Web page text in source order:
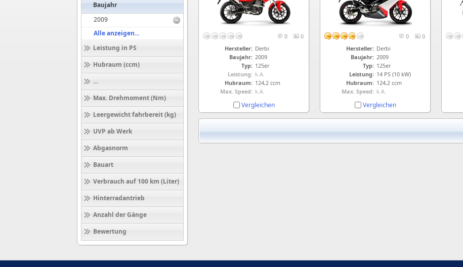
Baujahr
2009
Alle anzeigen...
Leistung in PS
Hubraum (ccm)
Höchstgeschwindigkeit (km/h)
Max. Drehmoment (Nm)
Leergewicht fahrbereit (kg)
UVP ab Werk
Abgasnorm
Bauart
Verbrauch auf 100 km (Liter)
Hinterradantrieb
Anzahl der Gänge
Bewertung
0
0
Hersteller: Derbi
Baujahr: 2009
Typ: 125er
Leistung: k.A.
Hubraum: 124,2 ccm
Max. Speed: k.A.
Vergleichen
0
0
Hersteller: Derbi
Baujahr: 2009
Typ: 125er
Leistung: 14 PS (10 kW)
Hubraum: 124,2 ccm
Max. Speed: k.A.
Vergleichen